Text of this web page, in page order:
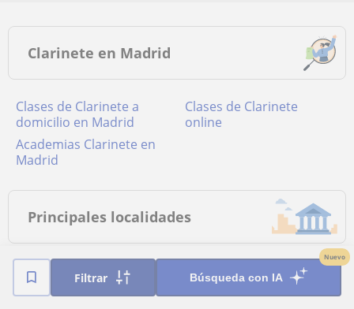
Filtrar Búsqueda con IA
Nuevo
Clarinete en Madrid
Clases de Clarinete a
domicilio en Madrid
Clases de Clarinete
online
academias Clarinete en
Madrid
Principales localidades
Clases de Clarinete en
Alcalá de Henares
Clases de Clarinete en
Alcorcón